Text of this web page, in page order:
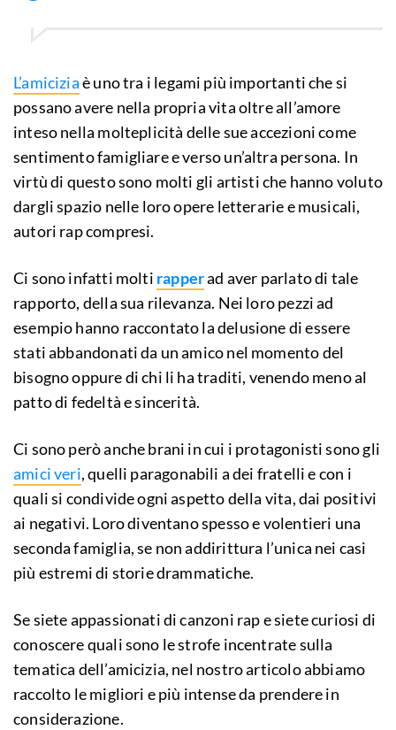
L’amiciziaè uno tra i legami più importanti che si
possano avere nella propria vita oltre all’amore
inteso nella molteplicità delle sue accezioni come
sentimento famigliare e verso un’altra persona. In
virtù di questo sono molti gli artisti che hanno voluto
dargli spazio nelle loro opere letterarie e musicali,
autori rap compresi.
Ci sono infatti molti rapperad aver parlato di tale
rapporto, della sua rilevanza. Nei loro pezzi ad
esempio hanno raccontato la delusione di essere
stati abbandonati da un amico nel momento del
bisogno oppure di chi li ha traditi, venendo meno al
patto di fedeltà e sincerità.
Ci sono però anche brani in cui i protagonisti sono gli
amici veri, quelli paragonabili a dei fratelli e con i
quali si condivide ogni aspetto della vita, dai positivi
ai negativi. Loro diventano spesso e volentieri una
seconda famiglia, se non addirittura l’unica nei casi
più estremi di storie drammatiche.
Se siete appassionati di canzoni rap e siete curiosi di
conoscere quali sono le strofe incentrate sulla
tematica dell’amicizia, nel nostro articolo abbiamo
raccolto le migliori e più intense da prendere in
considerazione.